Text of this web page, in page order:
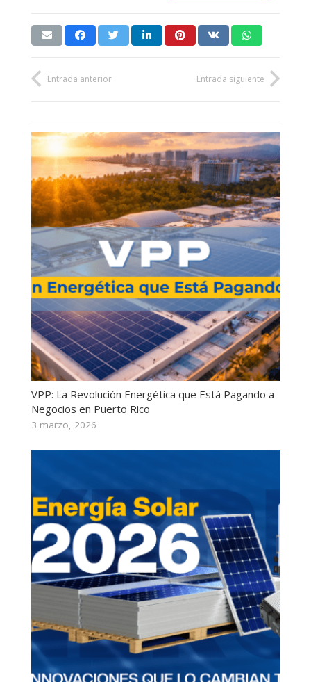
Entrada anterior Entrada siguiente
VPP: La Revolución Energética que Está Pagando a
Negocios en Puerto Rico
3 marzo, 2026